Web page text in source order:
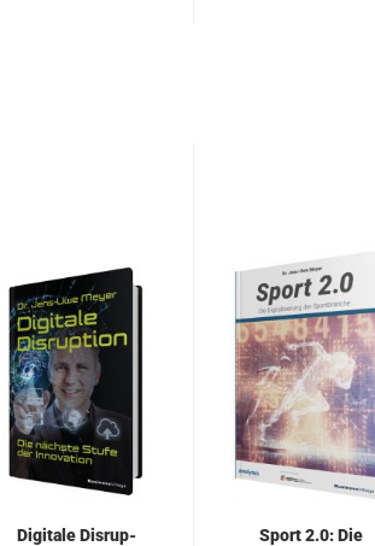
Di­gi­ta­le Dis­rup­
Sport 2.0: Die